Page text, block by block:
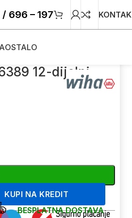
696 – 197
OSTALO
12-dijelni
KUPI NA KREDIT
BESPLATNA DOSTAVA